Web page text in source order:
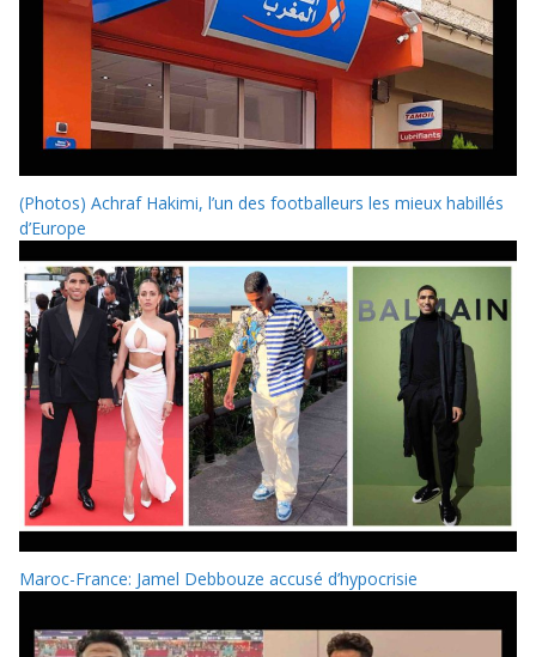
(Photos) Achraf Hakimi, l’un des footballeurs les mieux habillés
d’Europe
Maroc-France: Jamel Debbouze accusé d’hypocrisie